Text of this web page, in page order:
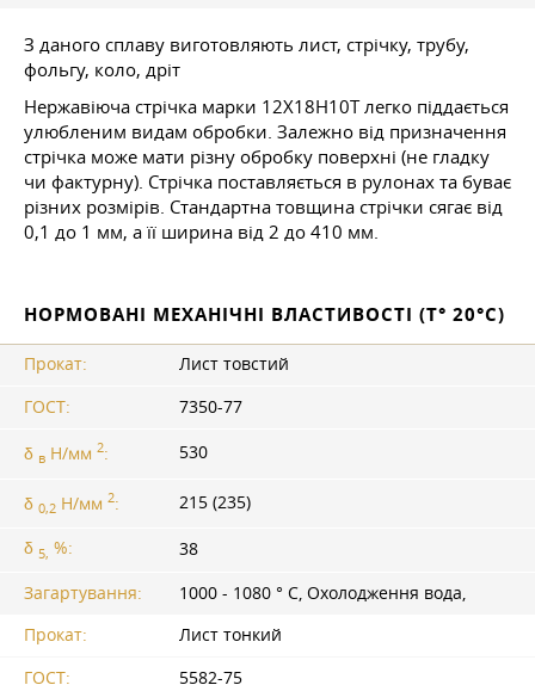
З даного сплаву виготовляють лист, стрічку, трубу,
фольгу, коло, дріт
Нержавіюча стрічка марки 12Х18Н10Т легко піддається
улюбленим видам обробки. Залежно від призначення
стрічка може мати різну обробку поверхні (не гладку
чи фактурну). Стрічка поставляється в рулонах та буває
різних розмірів. Стандартна товщина стрічки сягає від
0,1 до 1 мм, а її ширина від 2 до 410 мм.
НОРМОВАНІ МЕХАНІЧНІ ВЛАСТИВОСТІ (T° 20°С)
Прокат:
Лист товстий
ГОСТ:
7350-77
δ в Н/мм 2: 530
δ 0,2 Н/мм 2: 215 (235)
δ 5, %: 38
Загартування:
1000 - 1080 ° C, Охолодження вода,
Прокат:
Лист тонкий
ГОСТ:
5582-75